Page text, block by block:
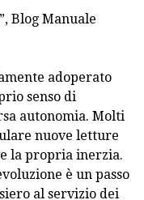
Blog Manuale
adoperato
senso di
autonomia. Molti
nuove letture
la propria inerzia.
è un passo
al servizio dei